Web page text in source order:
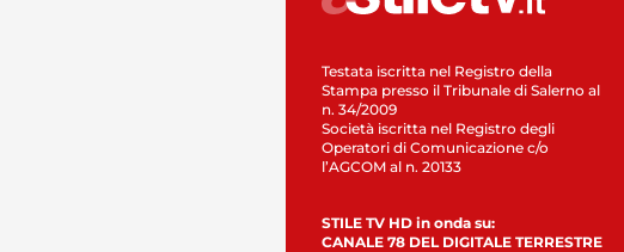
Testata iscritta nel Registro della
Stampa presso il Tribunale di Salerno al
n. 34/2009
Società iscritta nel Registro degli
Operatori di Comunicazione c/o
l’AGCOM al n. 20133
STILE TV HD in onda su:
CANALE 78 DEL DIGITALE TERRESTRE